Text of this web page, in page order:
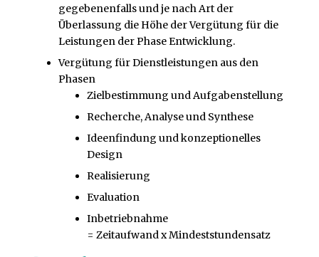
gegebenenfalls und je nach Art der
Überlassung die Höhe der Vergütung für die
Leistungen der Phase Entwicklung.
Vergütung für Dienstleistungen aus den
Phasen
Zielbestimmung und Aufgabenstellung
Recherche, Analyse und Synthese
Ideenfindung und konzeptionelles
Design
Realisierung
Evaluation
Inbetriebnahme
= Zeitaufwand x Mindeststundensatz